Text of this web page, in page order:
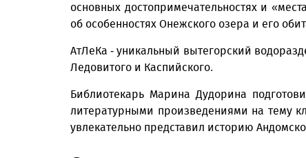
основных достопримечательностях и
об особенностях Онежского озера и его
АтЛеКа - уникальный вытегорский
Ледовитого и Каспийского.
Библиотекарь Марина Дудорина
литературными произведениями на тему
увлекательно представил историю